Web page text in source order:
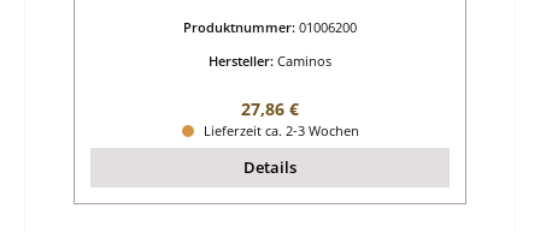
Produktnummer: 01006200
Hersteller: Caminos
Regulärer Preis:
27,86 €
Lieferzeit ca. 2-3 Wochen
Details